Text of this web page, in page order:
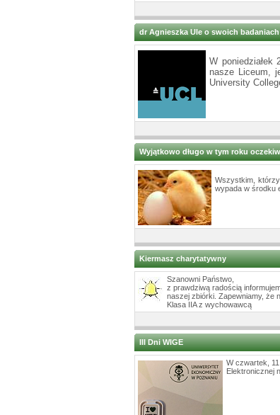
dr Agnieszka Ule o swoich
W poniedziałek
nasze Liceum,
University
Wyjątkowo długo w tym roku
Wszystkim,
wypada w środku
Kiermasz charytatywny
Szanowni Państwo,
z prawdziwą radością
naszej zbiórki. Zapewniamy, że
Klasa IIA z wychowawcą
III Dni WIGE
W czwartek,
Elektronicznej